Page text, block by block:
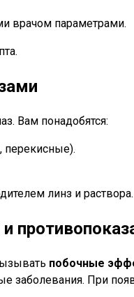
врачом параметрами.
Вам понадобятся:
перекисные).
линз и раствора.
побочные
заболевания. При